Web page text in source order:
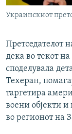
Украинскиот
Претседателот
дека во текот
споделувала
Техеран,
таргетира
воени објекти
во регионот на